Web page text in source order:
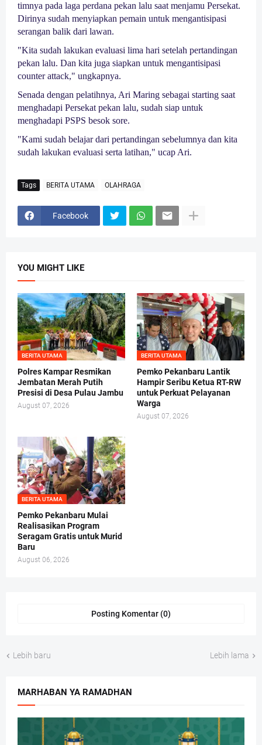
timnya pada laga perdana pekan lalu saat menjamu Persekat.
Dirinya sudah menyiapkan pemain untuk mengantisipasi
serangan balik dari lawan.
"Kita sudah lakukan evaluasi lima hari setelah pertandingan
pekan lalu. Dan kita juga siapkan untuk mengantisipasi
counter attack," ungkapnya.
Senada dengan pelatihnya, Ari Maring sebagai starting saat
menghadapi Persekat pekan lalu, sudah siap untuk
menghadapi PSPS besok sore.
"Kami sudah belajar dari pertandingan sebelumnya dan kita
sudah lakukan evaluasi serta latihan," ucap Ari.
Tags BERITA UTAMA OLAHRAGA
Facebook
YOU MIGHT LIKE
BERITA UTAMA
Polres Kampar Resmikan
Jembatan Merah Putih
Presisi di Desa Pulau Jambu
August 07, 2026
BERITA UTAMA
Pemko Pekanbaru Lantik
Hampir Seribu Ketua RT-RW
untuk Perkuat Pelayanan
Warga
August 07, 2026
BERITA UTAMA
Pemko Pekanbaru Mulai
Realisasikan Program
Seragam Gratis untuk Murid
Baru
August 06, 2026
Posting Komentar (0)
Lebih baru Lebih lama
MARHABAN YA RAMADHAN